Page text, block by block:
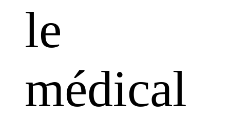
le
médical